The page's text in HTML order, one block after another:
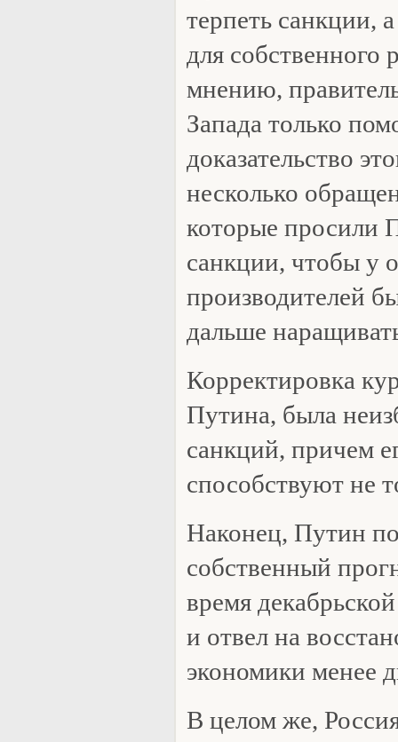
терпеть санкции,
для собственного
мнению,
Запада только
доказательство
несколько
которые просили
санкции, чтобы у
производителей
дальше
Корректировка
Путина, была
санкций, причем
способствуют не
Наконец, Путин
собственный
время
и отвел на
экономики менее
В целом же,